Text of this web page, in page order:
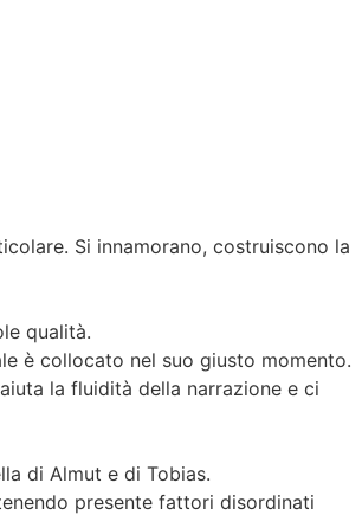
Si innamorano, costruiscono la
qualità.
è collocato nel suo giusto momento.
la fluidità della narrazione e ci
di Almut e di Tobias.
presente fattori disordinati